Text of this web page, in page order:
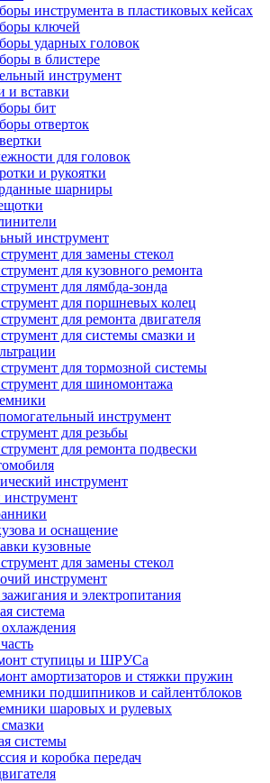
инструмента в пластиковых кейсах
ключей
ударных головок
в блистере
инструмент
и вставки
бит
отверток
для головок
и рукоятки
шарниры
инструмент
для замены стекол
для кузовного ремонта
для лямбда-зонда
для поршневых колец
для ремонта двигателя
для системы смазки и
для тормозной системы
для шиномонтажа
инструмент
для резьбы
для ремонта подвески
инструмент
и оснащение
кузовные
для замены стекол
инструмент
и электропитания
система
ступицы и ШРУСа
амортизаторов и стяжки пружин
подшипников и сайлентблоков
шаровых и рулевых
системы
и коробка передач